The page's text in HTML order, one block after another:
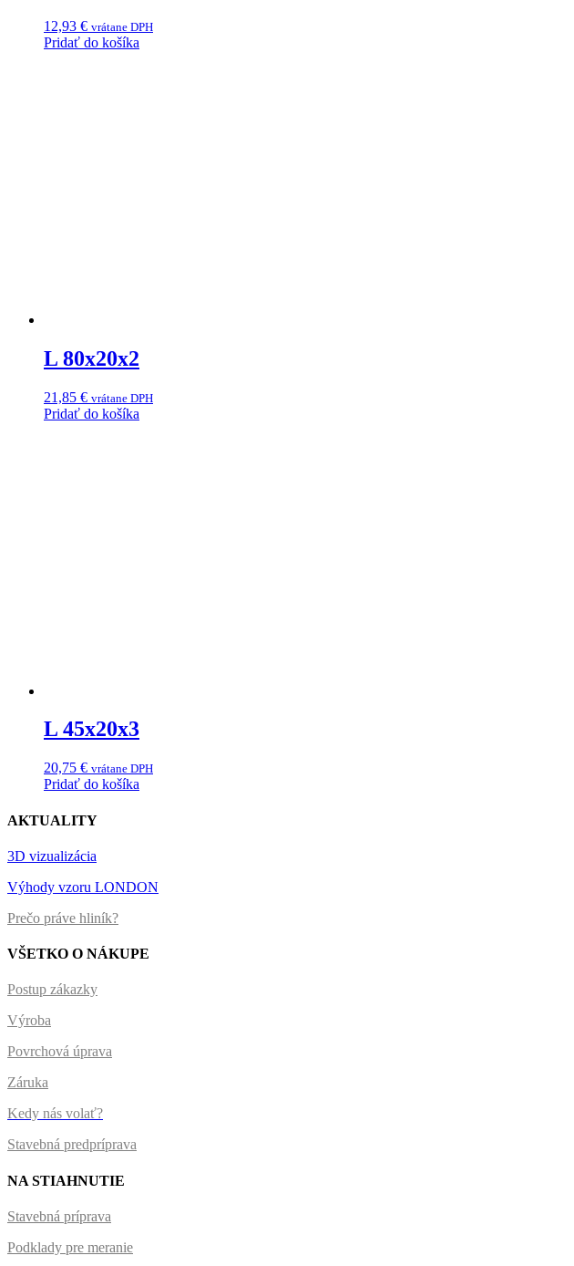
12,93 € vrátane DPH
Pridať do košíka
L 80x20x2
21,85 € vrátane DPH
Pridať do košíka
L 45x20x3
20,75 € vrátane DPH
Pridať do košíka
AKTUALITY
3D vizualizácia
Výhody vzoru LONDON
Prečo práve hliník?
VŠETKO O NÁKUPE
Postup zákazky
Výroba
Povrchová úprava
Záruka
Kedy nás volať?
Stavebná predpríprava
NA STIAHNUTIE
Stavebná príprava
Podklady pre meranie